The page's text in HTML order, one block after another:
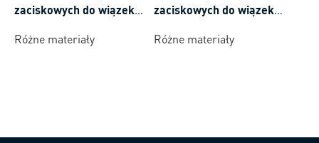
zaciskowych do wiązek
obrotową o 360°
Różne materiały
zaciskowych do wiązek
Różne materiały